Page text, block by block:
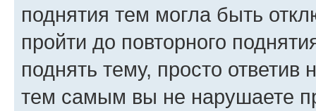
поднятия тем могла быть
пройти до повторного
поднять тему, просто ответив
тем самым вы не нарушаете